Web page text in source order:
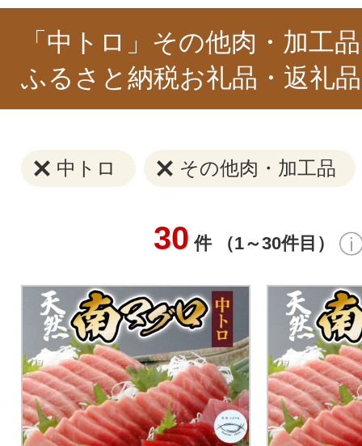
「中トロ」その他肉・加工
ふるさと納税お礼品・返礼
中トロ その他肉・加工品
30 件 （1～30件目）